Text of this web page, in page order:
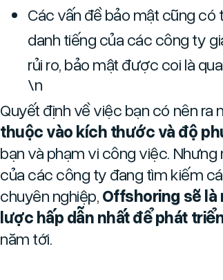
Các vấn đề bảo mật cũng có
danh tiếng của các công ty
rủi ro, bảo mật được coi là
\n
Quyết định về việc bạn có nên ra
thuộc vào kích thước và độ
bạn và phạm vi công việc.
của các công ty đang tìm kiếm
chuyên nghiệp, Offshoring sẽ
lược hấp dẫn nhất để phát
năm tới.